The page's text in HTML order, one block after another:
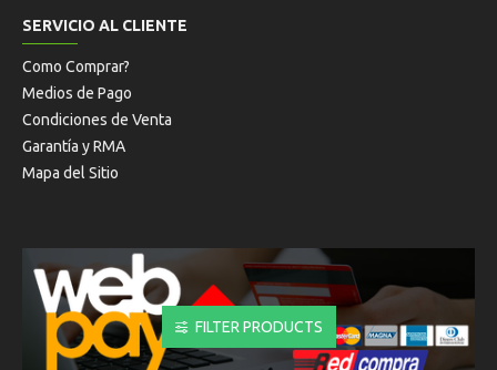
SERVICIO AL CLIENTE
Como Comprar?
Medios de Pago
Condiciones de Venta
Garantía y RMA
Mapa del Sitio
FILTER PRODUCTS